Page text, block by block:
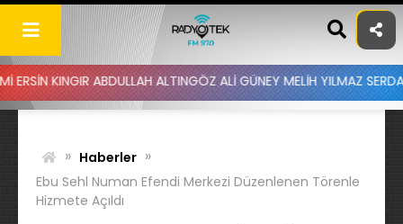
Skip
content
ABDULLAH ALTINGÖZ ALİ GÜNEY MELİH YILMAZ SERDAR AYDIN
» Haberler »
Ebu Sehl Numan Efendi Merkezi Düzenlenen Törenle
Hizmete Açıldı